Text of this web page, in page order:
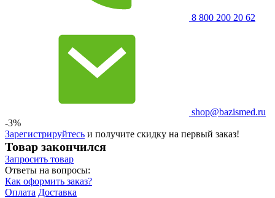
8 800 200 20 62
shop@bazismed.ru
-3%
Зарегистрируйтесь и получите скидку на первый заказ!
Товар закончился
Запросить товар
Ответы на вопросы:
Как оформить заказ?
Оплата Доставка